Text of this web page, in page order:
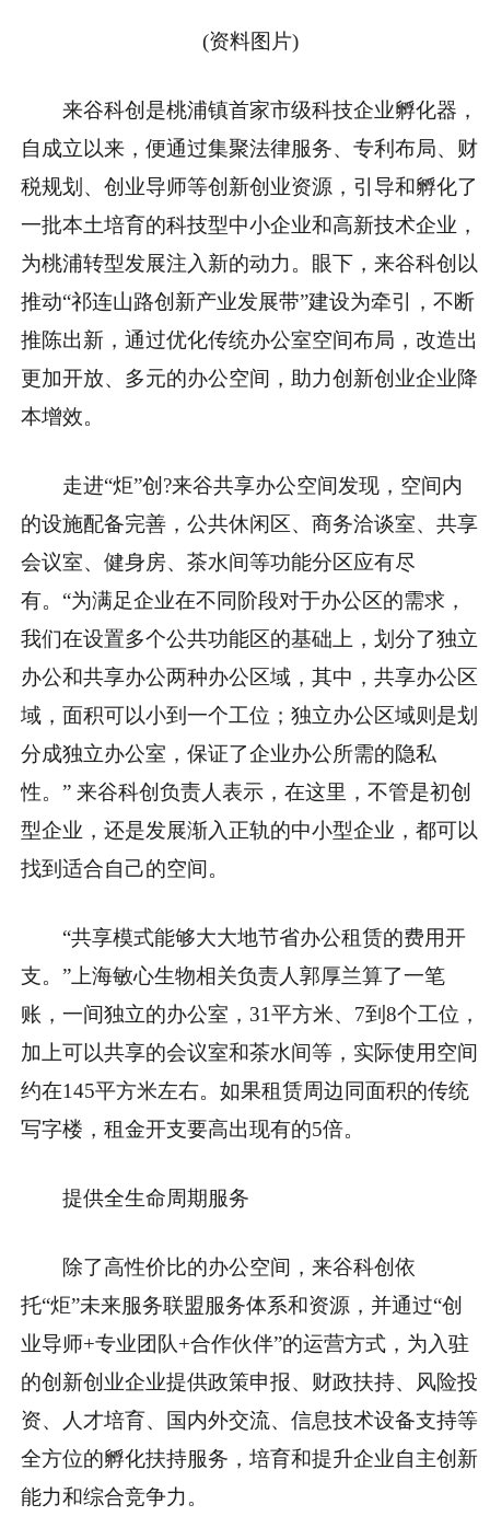
(资料图片)
来谷科创是桃浦镇首家市级科技企业孵化器，
自成立以来，便通过集聚法律服务、专利布局、财
税规划、创业导师等创新创业资源，引导和孵化了
一批本土培育的科技型中小企业和高新技术企业，
为桃浦转型发展注入新的动力。眼下，来谷科创以
推动“祁连山路创新产业发展带”建设为牵引，不断
推陈出新，通过优化传统办公室空间布局，改造出
更加开放、多元的办公空间，助力创新创业企业降
本增效。
走进“炬”创?来谷共享办公空间发现，空间内
的设施配备完善，公共休闲区、商务洽谈室、共享
会议室、健身房、茶水间等功能分区应有尽
有。“为满足企业在不同阶段对于办公区的需求，
我们在设置多个公共功能区的基础上，划分了独立
办公和共享办公两种办公区域，其中，共享办公区
域，面积可以小到一个工位；独立办公区域则是划
分成独立办公室，保证了企业办公所需的隐私
性。” 来谷科创负责人表示，在这里，不管是初创
型企业，还是发展渐入正轨的中小型企业，都可以
找到适合自己的空间。
“共享模式能够大大地节省办公租赁的费用开
支。”上海敏心生物相关负责人郭厚兰算了一笔
账，一间独立的办公室，31平方米、7到8个工位，
加上可以共享的会议室和茶水间等，实际使用空间
约在145平方米左右。如果租赁周边同面积的传统
写字楼，租金开支要高出现有的5倍。
提供全生命周期服务
除了高性价比的办公空间，来谷科创依
托“炬”未来服务联盟服务体系和资源，并通过“创
业导师+专业团队+合作伙伴”的运营方式，为入驻
的创新创业企业提供政策申报、财政扶持、风险投
资、人才培育、国内外交流、信息技术设备支持等
全方位的孵化扶持服务，培育和提升企业自主创新
能力和综合竞争力。